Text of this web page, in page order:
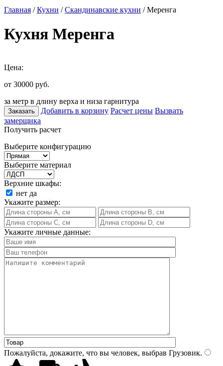
Главная /Кухни /Скандинавские кухни / Меренга
Кухня Меренга
Цена:
от 30000 руб.
за метр в длину верха и низа гарнитура
Заказать Добавить в корзину Расчет цены Вызвать
замерщика
Получить расчет
Выберите конфигурацию
Выберите материал
Верхние шкафы:
нет да
Укажите размер:
Укажите личные данные:
Пожалуйста, докажите, что вы человек, выбрав Грузовик.